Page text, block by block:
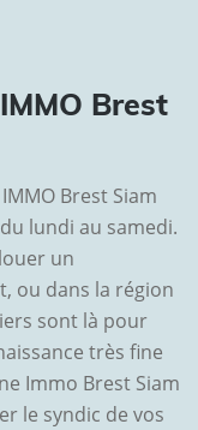
Brest
Brest Siam
lundi au samedi.
un
ou dans la région
sont là pour
très fine
Immo Brest Siam
le syndic de vos